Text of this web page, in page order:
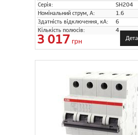
Серія:
SH204
Номінальний струм, А:
1.6
Здатність відключення, кА:
6
Кількість полюсів:
4
3 017 грн